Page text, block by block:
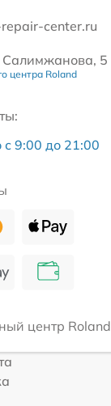
center.ru
Салимжанова, 5
центра Roland
9:00 до 21:00
центр Roland